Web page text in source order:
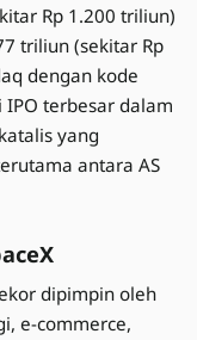
Rp 1.200 triliun)
triliun (sekitar Rp
dengan kode
terbesar dalam
yang
antara AS
dipimpin oleh
e-commerce,